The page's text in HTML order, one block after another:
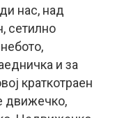
нас, над
сетилно
и за
краткотраен
движечко,